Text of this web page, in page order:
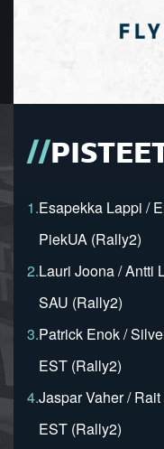
1.Esapekka Lappi /
PiekUA (Rally2)
2.Lauri Joona / Antti
SAU (Rally2)
3.Patrick Enok /
EST (Rally2)
4.Jaspar Vaher /
EST (Rally2)